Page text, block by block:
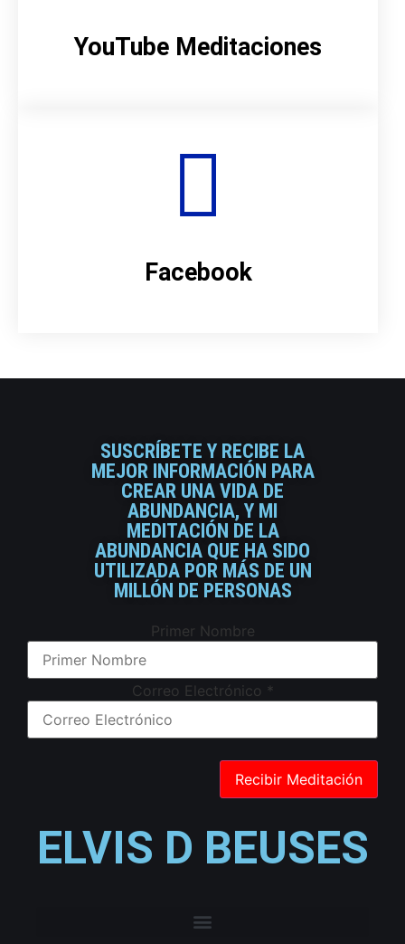
YouTube Meditaciones
Facebook
SUSCRÍBETE Y RECIBE LA
MEJOR INFORMACIÓN PARA
CREAR UNA VIDA DE
ABUNDANCIA, Y MI
MEDITACIÓN DE LA
ABUNDANCIA QUE HA SIDO
UTILIZADA POR MÁS DE UN
MILLÓN DE PERSONAS
Primer Nombre
Correo Electrónico *
ELVIS D BEUSES